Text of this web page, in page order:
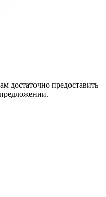
достаточно предоставить